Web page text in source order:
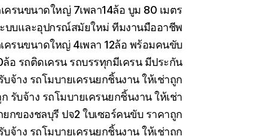
ครนขนาดใหญ่ 7เพลา14ล้อ บูม 80 เมตร
บบและอุปกรณ์สมัยใหม่ ทีมงานมืออาชีพ
ครนขนาดใหญ่ 4เพลา 12ล้อ พร้อมคนขับ
อ รถติดเครน รถบรรทุกมีเครน มีประกัน
จ้าง รถโมบายเครนยกชิ้นงาน ให้เช่าถูก
รับจ้าง รถโมบายเครนยกชิ้นงาน ให้เช่า
ยกของชลบุรี ปจ2 ใบเซอร์คนขับ ราคาถูก
จ้าง รถโมบายเครนยกชิ้นงาน ให้เช่าถูก